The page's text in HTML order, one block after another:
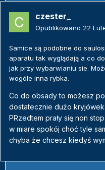
czester_
Opublikowano 22
Samice są podobne do
aparatu tak wyglądają a co
jak przy wybarwianiu sie.
wogóle inna rybka.
Co do obsady to możesz
dostatecznie dużo
PRzedtem prały się non
w miare spokój choć tyle
chyba że chcesz kiedyś